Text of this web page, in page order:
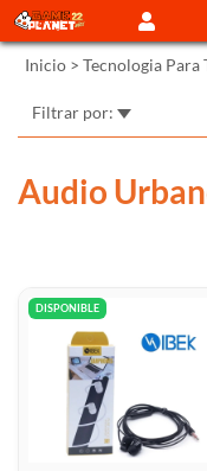
Inicio > Tecnologia Para
Filtrar por:
Audio
DISPONIBLE